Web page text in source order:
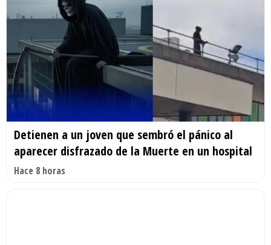
Detienen a un joven que sembró el pánico al
aparecer disfrazado de la Muerte en un hospital
Hace 8 horas